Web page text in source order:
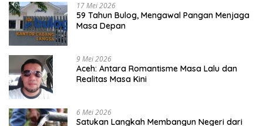
17 Mei 2026
59 Tahun Bulog, Mengawal Pangan Menjaga
Masa Depan
9 Mei 2026
Aceh: Antara Romantisme Masa Lalu dan
Realitas Masa Kini
6 Mei 2026
Satukan Langkah Membangun Negeri dari